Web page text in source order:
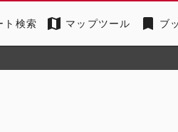
ト検索 map マップツール bookmark ブ